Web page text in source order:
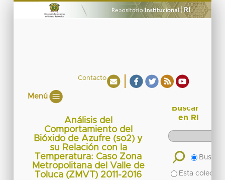
Contacto
Menú
Análisis del
Comportamiento del
Bióxido de Azufre (so2) y
su Relación con la
Temperatura: Caso Zona
Metropolitana del Valle de
Toluca (ZMVT) 2011-2016
Buscar
en RI
Buscar
Esta